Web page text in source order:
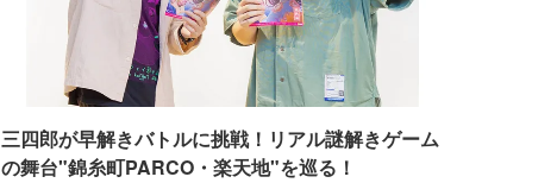
三四郎が早解きバトルに挑戦！リアル謎解きゲーム
の舞台"錦糸町PARCO・楽天地"を巡る！